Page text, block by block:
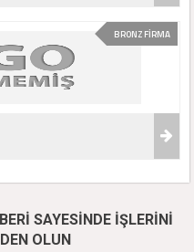
BRONZ FİRMA
SAYESİNDE İŞLERİNİ
OLUN